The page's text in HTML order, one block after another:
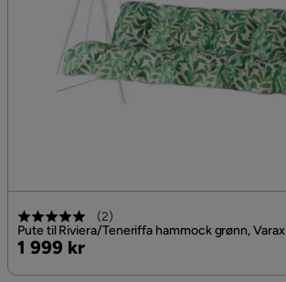
(2)
Pute til Riviera/Teneriffa hammock grønn, Varax
Pris
1 999 kr